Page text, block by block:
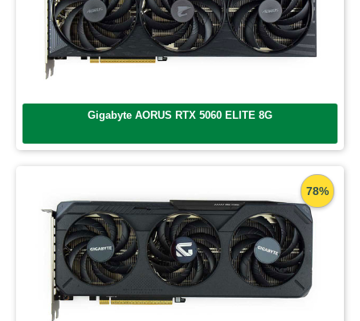
Gigabyte AORUS RTX 5060 ELITE 8G
78%